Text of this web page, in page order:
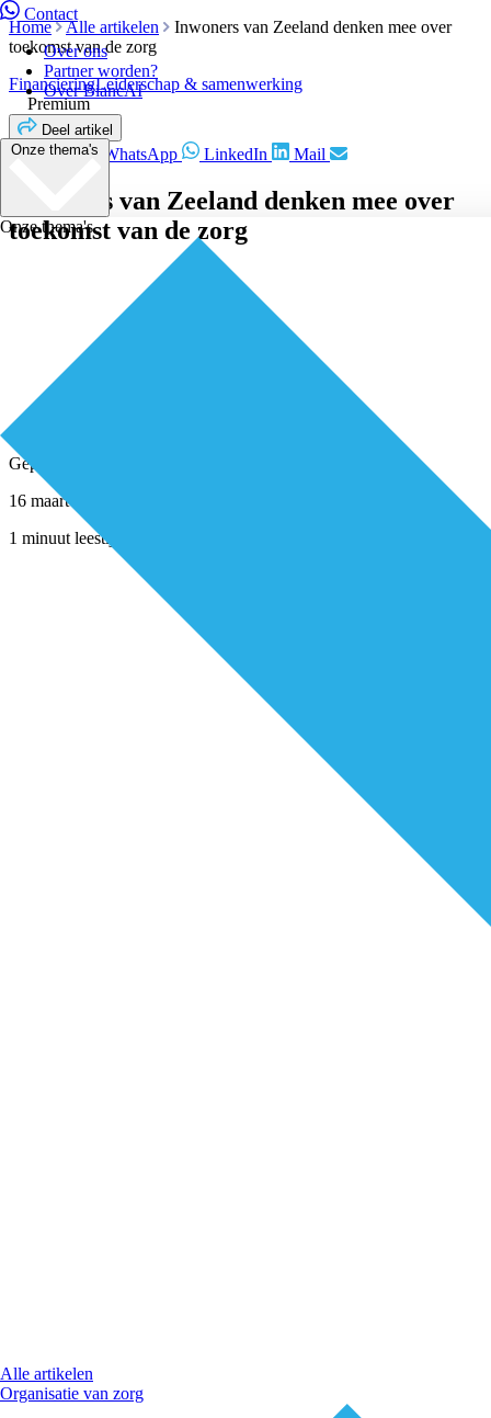
Contact
Over ons
Partner worden?
Over BiancAI
Onze thema's
Onze thema's
Alle artikelen
Organisatie van zorg
Home Alle artikelen
Inwoners van Zeeland denken mee over
toekomst van de zorg
FinancieringLeiderschap & samenwerking
Premium
Deel artikel
Facebook WhatsApp LinkedIn Mail
Inwoners van Zeeland denken mee over
toekomst van de zorg
Geplaatst door
16 maart 2023
1 minuut leestijd